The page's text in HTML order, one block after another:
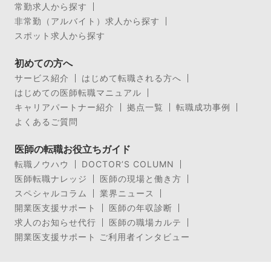
常勤求人から探す
非常勤（アルバイト）求人から探す
スポット求人から探す
初めての方へ
サービス紹介
はじめて転職される方へ
はじめての医師転職マニュアル
キャリアパートナー紹介
拠点一覧
転職成功事例
よくあるご質問
医師の転職お役立ちガイド
転職ノウハウ
DOCTOR’S COLUMN
医師転職ナレッジ
医師の現場と働き方
スペシャルコラム
業界ニュース
開業医支援サポート
医師の年収診断
求人のお知らせ代行
医師の職場カルテ
開業医支援サポート ご利用者インタビュー